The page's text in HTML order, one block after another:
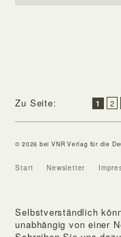
Zu Seite: 1 2
© 2026 bei VNR Verlag für die
Start Newsletter
Selbstverständlich
unabhängig von einer